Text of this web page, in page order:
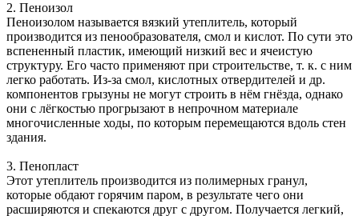
2. Пеноизол
Пеноизолом называется вязкий утеплитель, который
производится из пенообразователя, смол и кислот. По сути это
вспененный пластик, имеющий низкий вес и ячеистую
структуру. Его часто применяют при строительстве, т. к. с ним
легко работать. Из-за смол, кислотных отвердителей и др.
компонентов грызуны не могут строить в нём гнёзда, однако
они с лёгкостью прогрызают в непрочном материале
многочисленные ходы, по которым перемещаются вдоль стен
здания.
3. Пенопласт
Этот утеплитель производится из полимерных гранул,
которые обдают горячим паром, в результате чего они
расширяются и спекаются друг с другом. Получается легкий,